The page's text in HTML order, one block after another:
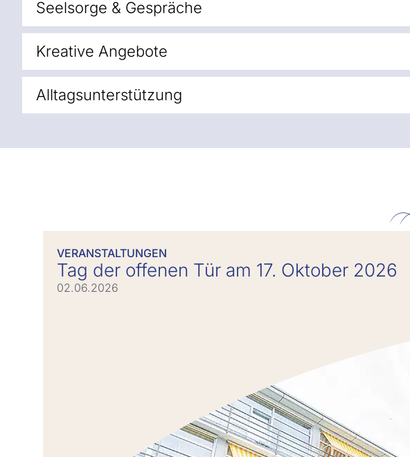
Seelsorge & Gespräche
Kreative Angebote
Alltagsunterstützung
VERANSTALTUNGEN
Tag der offenen Tür am 17. Oktober 2026
02.06.2026